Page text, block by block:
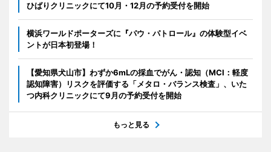
ひばりクリニックにて10月・12月の予約受付を開始
横浜ワールドポーターズに『パウ・パトロール』の体験型イベ
ントが日本初登場！
【愛知県犬山市】わずか6mLの採血でがん・認知（MCI：軽度
認知障害）リスクを評価する「メタロ・バランス検査」、いた
つ内科クリニックにて9月の予約受付を開始
もっと見る